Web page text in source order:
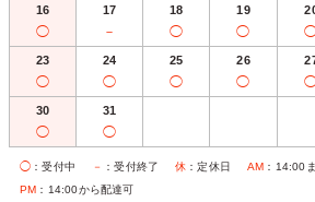
16
◯
17
－
18
◯
19
◯
23
◯
24
◯
25
◯
26
◯
30
◯
31
◯
◯ ：受付中 － ：受付終了 休 ：定休日 AM ：14:00
PM ：14:00から配達可